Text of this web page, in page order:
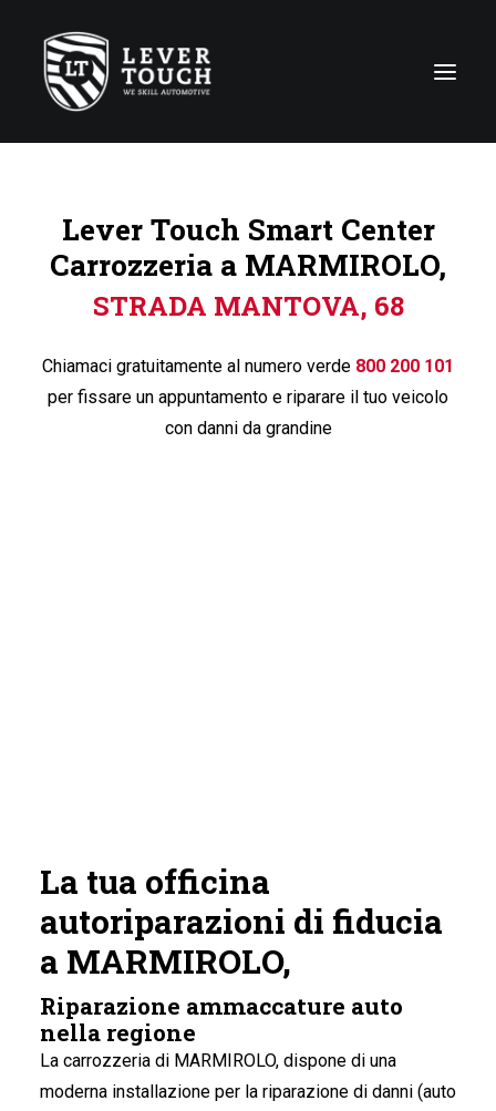
Linee di servizio
Carrozzerie
Chi siamo
News
Contattaci
Lever Touch Smart Center
Carrozzeria a MARMIROLO,
STRADA MANTOVA, 68
Chiamaci gratuitamente al numero verde 800 200 101
per fissare un appuntamento e riparare il tuo veicolo
con danni da grandine
La tua officina
autoriparazioni di fiducia
a MARMIROLO,
Riparazione ammaccature auto
nella regione
La carrozzeria di MARMIROLO, dispone di una
moderna installazione per la riparazione di danni (auto